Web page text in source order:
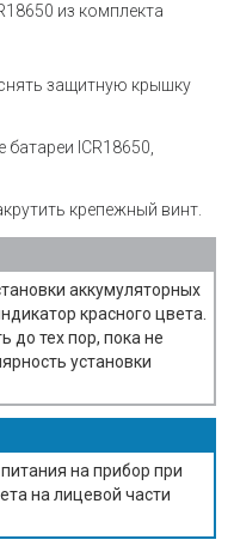
из комплекта
защитную крышку
батареи ICR18650,
крепежный винт.
аккумуляторных
красного цвета.
до тех пор, пока не
установки
на прибор при
на лицевой части